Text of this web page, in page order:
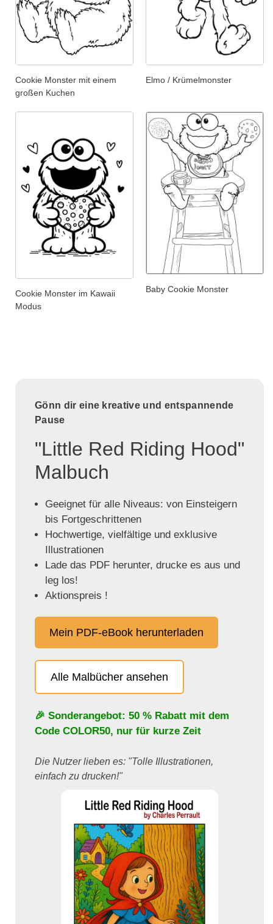
Cookie Monster mit einem
großen Kuchen
Elmo / Krümelmonster
Cookie Monster im Kawaii
Modus
Baby Cookie Monster
Gönn dir eine kreative und entspannende
Pause
"Little Red Riding Hood"
Malbuch
Geeignet für alle Niveaus: von Einsteigern
bis Fortgeschrittenen
Hochwertige, vielfältige und exklusive
Illustrationen
Lade das PDF herunter, drucke es aus und
leg los!
Aktionspreis !
Mein PDF-eBook herunterladen
Alle Malbücher ansehen
🎉 Sonderangebot: 50 % Rabatt mit dem
Code COLOR50, nur für kurze Zeit
Die Nutzer lieben es: "Tolle Illustrationen,
einfach zu drucken!"